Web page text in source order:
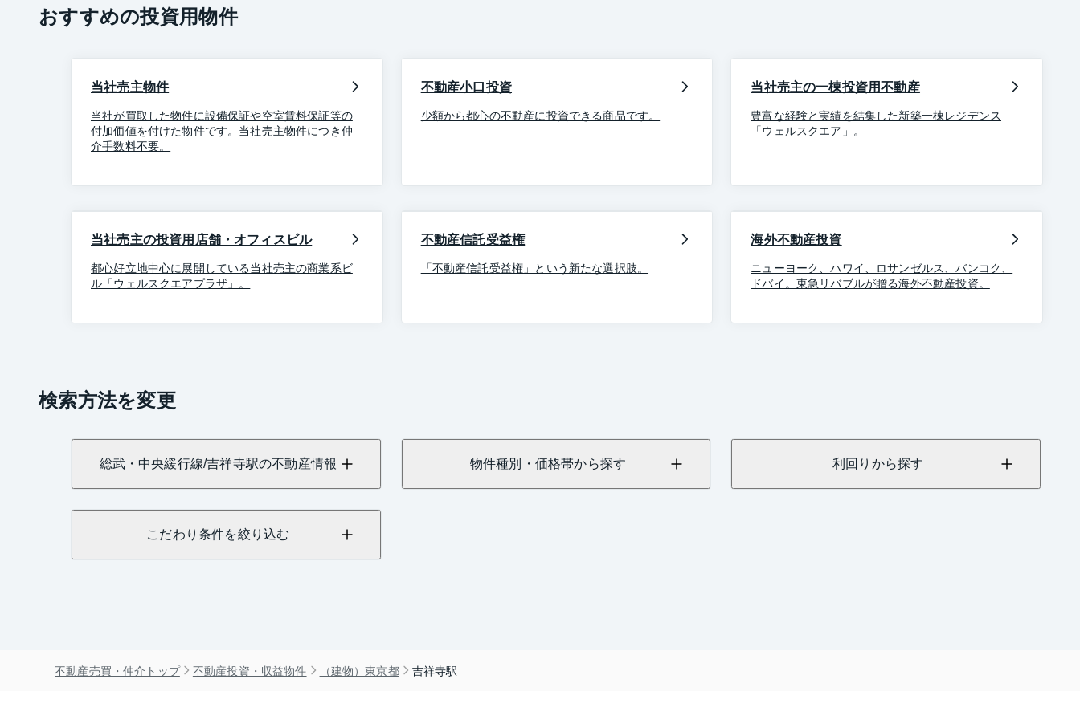
おすすめの投資用物件
当社売主物件
当社が買取した物件に設備保証や空室賃料保証等の
付加価値を付けた物件です。当社売主物件につき仲
介手数料不要。
不動産小口投資
少額から都心の不動産に投資できる商品です。
当社売主の一棟投資用不動産
豊富な経験と実績を結集した新築一棟レジデンス
「ウェルスクエア」。
当社売主の投資用店舗・オフィスビル
都心好立地中心に展開している当社売主の商業系ビ
ル「ウェルスクエアプラザ」。
不動産信託受益権
「不動産信託受益権」という新たな選択肢。
海外不動産投資
ニューヨーク、ハワイ、ロサンゼルス、バンコク、
ドバイ。東急リバブルが贈る海外不動産投資。
検索方法を変更
総武・中央緩行線/吉祥寺駅の不動産情報 物件種別・価格帯から探す 利回りから探す
こだわり条件を絞り込む
不動産売買・仲介トップ 不動産投資・収益物件 （建物）東京都 吉祥寺駅